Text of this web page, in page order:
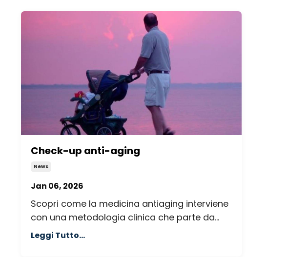
Check-up anti-aging
News
Jan 06, 2026
Scopri come la medicina antiaging interviene
con una metodologia clinica che parte da...
Leggi Tutto...